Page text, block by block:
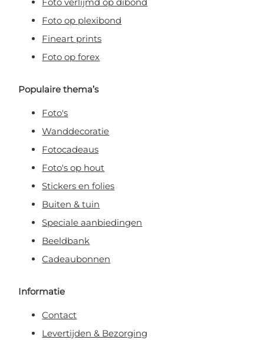
Foto verlijmd op dibond
Foto op plexibond
Fineart prints
Foto op forex
Populaire thema’s
Foto's
Wanddecoratie
Fotocadeaus
Foto's op hout
Stickers en folies
Buiten & tuin
Speciale aanbiedingen
Beeldbank
Cadeaubonnen
Informatie
Contact
Levertijden & Bezorging
Door je aan te melden, ga je akkoord met het ontvangen van e-mailmarketing